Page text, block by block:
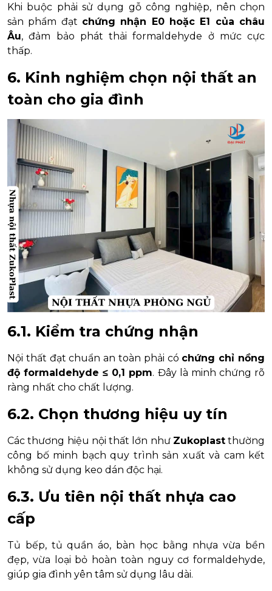
Khi buộc phải sử dụng gỗ công nghiệp, nên chọn
sản phẩm đạt chứng nhận E0 hoặc E1 của châu
Âu, đảm bảo phát thải formaldehyde ở mức cực
thấp.
6. Kinh nghiệm chọn nội thất an
toàn cho gia đình
6.1. Kiểm tra chứng nhận
Nội thất đạt chuẩn an toàn phải có chứng chỉ nồng
độ formaldehyde ≤ 0,1 ppm. Đây là minh chứng rõ
ràng nhất cho chất lượng.
6.2. Chọn thương hiệu uy tín
Các thương hiệu nội thất lớn như Zukoplastthường
công bố minh bạch quy trình sản xuất và cam kết
không sử dụng keo dán độc hại.
6.3. Ưu tiên nội thất nhựa cao
cấp
Tủ bếp, tủ quần áo, bàn học bằng nhựa vừa bền
đẹp, vừa loại bỏ hoàn toàn nguy cơ formaldehyde,
giúp gia đình yên tâm sử dụng lâu dài.